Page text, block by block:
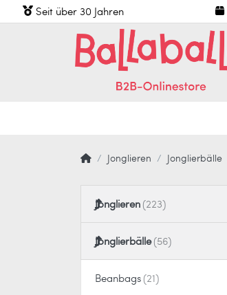
Seit über 30 Jahren
Jonglieren Jonglierbälle
Jonglieren
Jonglierbälle
Beanbags